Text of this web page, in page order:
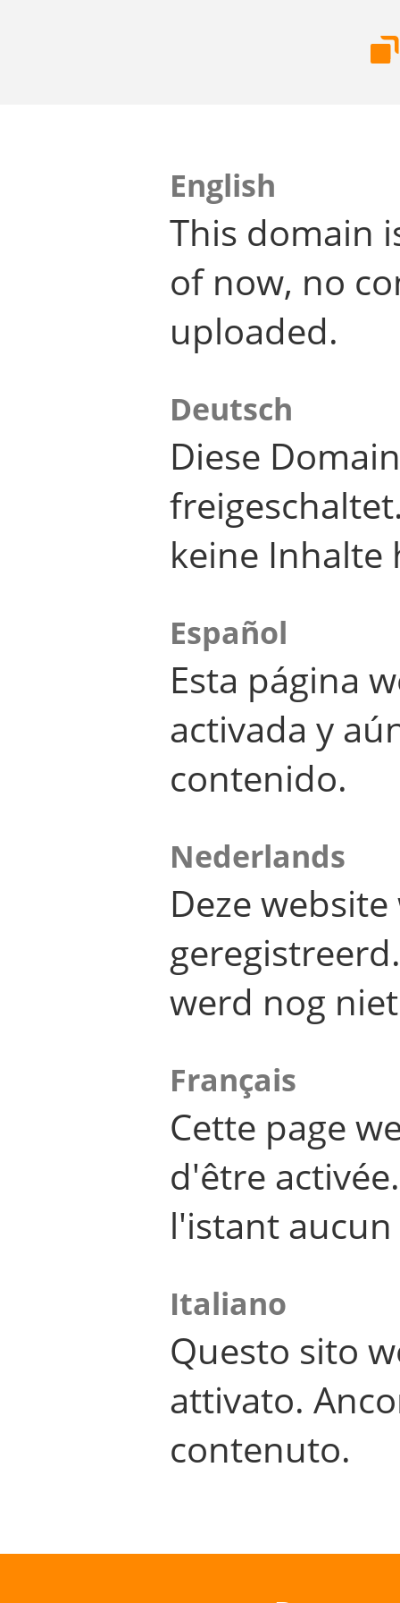
English
This domain
of now, no
uploaded.
Deutsch
Diese
keine Inhalte
Español
Esta página
activada y
contenido.
Nederlands
Deze
werd nog
Français
Cette page
d'être
l'istant
Italiano
Questo sito
attivato.
contenuto.